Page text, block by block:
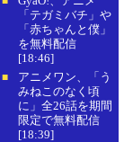
「テガミバチ」や
「赤ちゃんと僕」
を無料配信
[18:46]
■
アニメワン、「う
みねこのなく頃
に」全26話を期間
限定で無料配信
[18:39]